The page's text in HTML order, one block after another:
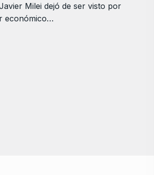
Milei dejó de ser visto por
económico…